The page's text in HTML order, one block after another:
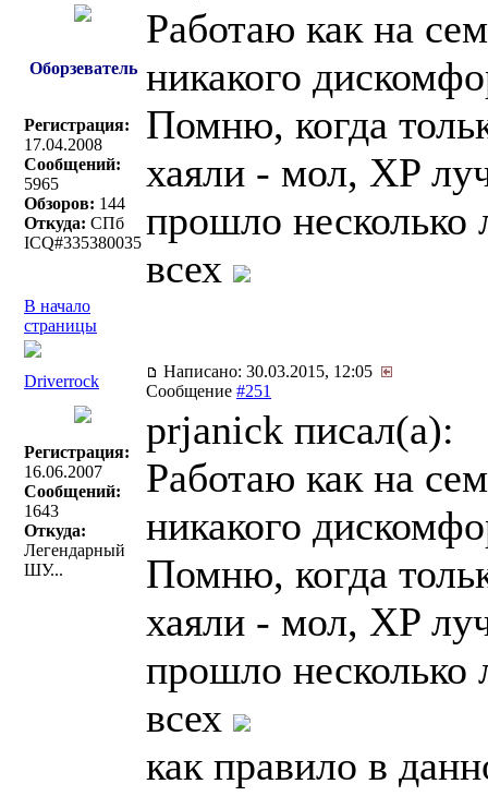
Оборзеватель
Регистрация:
17.04.2008
Сообщений:
5965
Обзоров: 144
Откуда: СПб
ICQ#335380035
Работаю как на
никакого
Помню, когда
хаяли - мол, XP
прошло несколько
всех
В начало
страницы
Driverrock
Написано: 30.03.2015, 12:05
Сообщение #251
Регистрация:
16.06.2007
Сообщений:
1643
Откуда:
Легендарный
ШУ...
prjanick писал(a):
Работаю как на
никакого
Помню, когда
хаяли - мол, XP
прошло несколько
всех
как правило в